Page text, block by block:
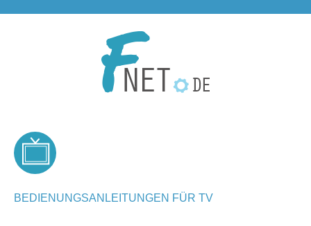
BEDIENUNGSANLEITUNGEN FÜR TV